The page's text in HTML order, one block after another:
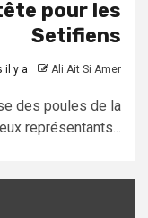
pour les
Setifiens
il y a Ali Ait Si Amer
des poules de la
représentants...